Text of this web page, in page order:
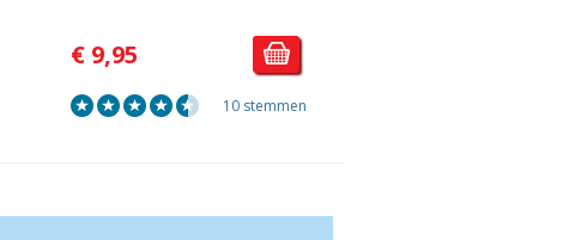
€ 9,95
10 stemmen